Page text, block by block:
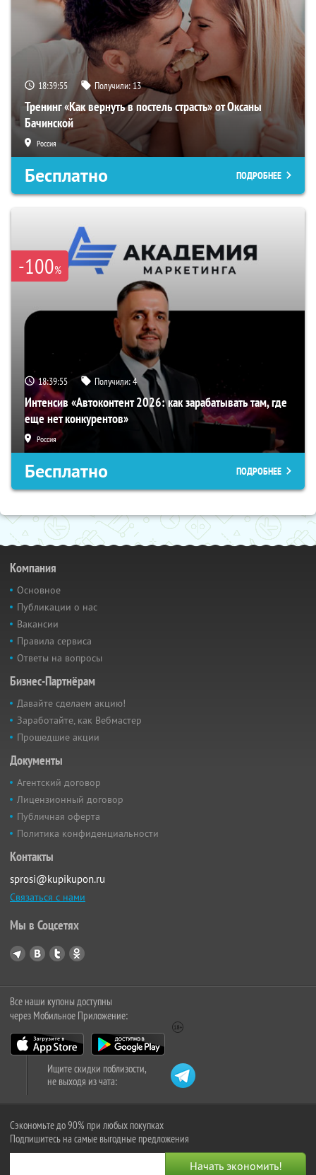
18:39:54 Получили:13
Тренинг «Как вернуть в постель страсть» от Оксаны
Бачинской
Россия
Бесплатно ПОДРОБНЕЕ
-100%
18:39:54 Получили:4
Интенсив «Автоконтент 2026: как зарабатывать там, где
еще нет конкурентов»
Россия
Бесплатно ПОДРОБНЕЕ
Компания
Основное
Публикации о нас
Вакансии
Правила сервиса
Ответы на вопросы
Бизнес-Партнёрам
Давайте сделаем акцию!
Заработайте, как Вебмастер
Прошедшие акции
Документы
Агентский договор
Лицензионный договор
Публичная оферта
Политика конфиденциальности
Контакты
sprosi@kupikupon.ru
Связаться с нами
Мы в Соцсетях
Все наши купоны доступны
через Мобильное Приложение:
Ищите скидки поблизости,
не выходя из чата:
Сэкономьте до 90% при любых покупках
Подпишитесь на самые выгодные предложения